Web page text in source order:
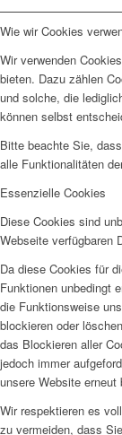
Wie wir Cookies
Wir verwenden
bieten. Dazu zählen
und solche, die
können selbst
Bitte beachte Sie,
alle Funktionalitäten
Essenzielle Cookies
Diese Cookies sind
Webseite verfügbaren
Da diese Cookies für
Funktionen unbedingt
die Funktionsweise
blockieren oder
das Blockieren aller
jedoch immer
unsere Website erneut
Wir respektieren es
zu vermeiden, dass